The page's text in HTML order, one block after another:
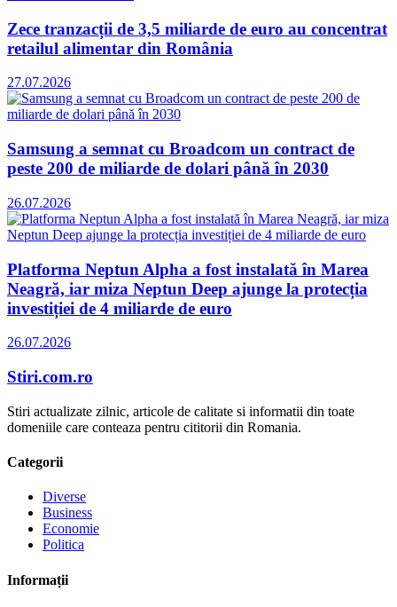
Zece tranzacții de 3,5 miliarde de euro au concentrat
retailul alimentar din România
27.07.2026
Samsung a semnat cu Broadcom un contract de
peste 200 de miliarde de dolari până în 2030
26.07.2026
Platforma Neptun Alpha a fost instalată în Marea
Neagră, iar miza Neptun Deep ajunge la protecția
investiției de 4 miliarde de euro
26.07.2026
Stiri.com.ro
Stiri actualizate zilnic, articole de calitate si informatii din toate
domeniile care conteaza pentru cititorii din Romania.
Categorii
Diverse
Business
Economie
Politica
Informații